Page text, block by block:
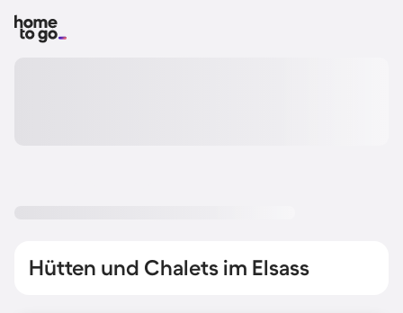
Hütten und Chalets im Elsass